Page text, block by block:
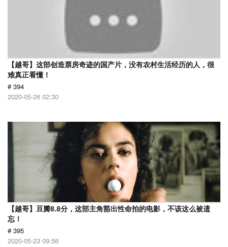
【越哥】这部创造票房奇迹的国产片，没有农村生活经历的人，很
难真正看懂！
# 394
2020-05-26 02:30
【越哥】豆瓣8.8分，这部主角豁出性命拍的电影，不该这么被遗
忘！
# 395
2020-05-23 09:56